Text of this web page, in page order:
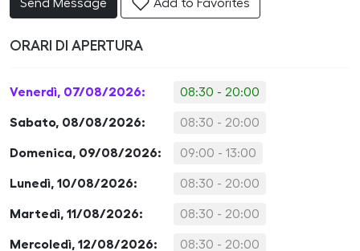
Send Message Add to Favorites
ORARI DI APERTURA
Venerdì, 07/08/2026: 08:30 - 20:00
Sabato, 08/08/2026: 08:30 - 20:00
Domenica, 09/08/2026: 09:00 - 13:00
Lunedì, 10/08/2026: 08:30 - 20:00
Martedì, 11/08/2026: 08:30 - 20:00
Mercoledì, 12/08/2026: 08:30 - 20:00